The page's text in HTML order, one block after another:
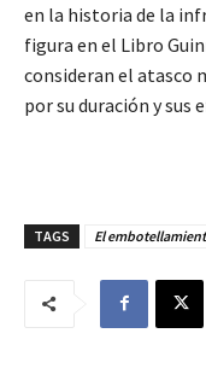
en la historia de la
figura en el Libro
consideran el atasco
por su duración y sus
TAGS El